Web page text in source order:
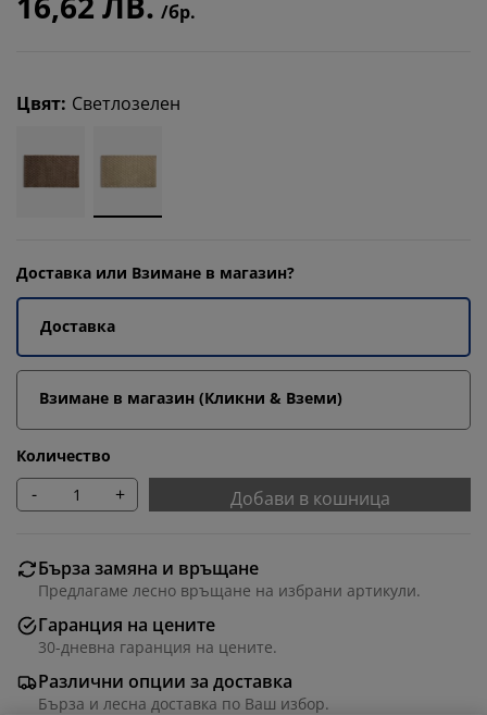
/бр.
Цвят: Светлозелен
Доставка или Взимане в магазин?
Доставка
Взимане в магазин (Кликни & Вземи)
Количество
- + Добави в кошница
Бърза замяна и връщане
Предлагаме лесно връщане на избрани артикули.
Гаранция на цените
30-дневна гаранция на цените.
Различни опции за доставка
Бърза и лесна доставка по Ваш избор.